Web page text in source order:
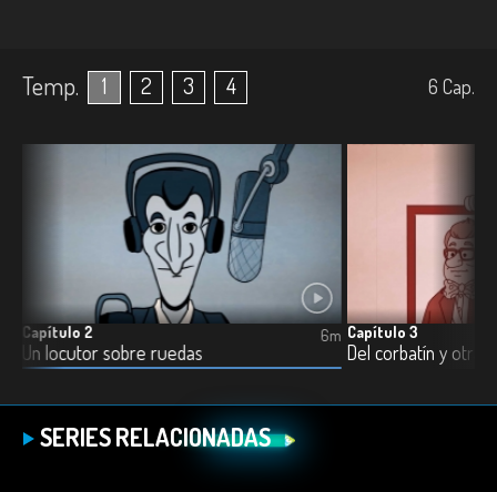
Temp. 1 2 3 4 6 Cap.
Capítulo 2
Un locutor sobre ruedas
6m Capítulo 3
Del corbatín y otras
SERIES RELACIONADAS